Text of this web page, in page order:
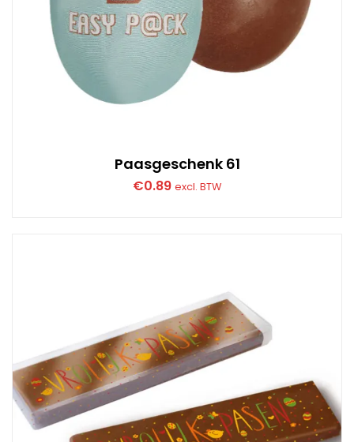
Paasgeschenk 61
€0.89 excl. BTW